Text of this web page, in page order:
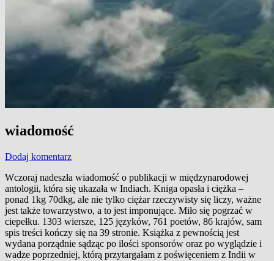
wiadomość
Dodaj komentarz
Wczoraj nadeszła wiadomość o publikacji w międzynarodowej
antologii, która się ukazała w Indiach. Kniga opasła i ciężka –
ponad 1kg 70dkg, ale nie tylko ciężar rzeczywisty się liczy, ważne
jest także towarzystwo, a to jest imponujące. Miło się pogrzać w
ciepełku. 1303 wiersze, 125 języków, 761 poetów, 86 krajów, sam
spis treści kończy się na 39 stronie. Książka z pewnością jest
wydana porządnie sądząc po ilości sponsorów oraz po wyglądzie i
wadze poprzedniej, którą przytargałam z poświęceniem z Indii w